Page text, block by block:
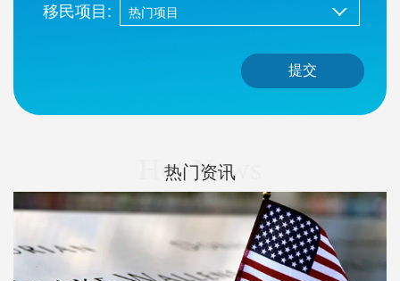
移民项目:
提交
Hot News
热门资讯